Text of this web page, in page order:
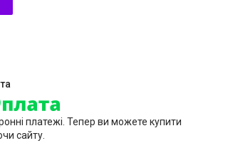
платежі. Тепер ви можете купити
сайту.